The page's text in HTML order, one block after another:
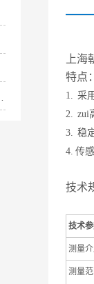
上
特点
1. 采
2. zui
3. 稳
4. 传
技术
技术
测量
测量